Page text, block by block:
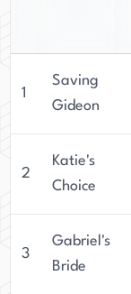
1
Saving
Gideon
2
Katie's
Choice
3
Gabriel's
Bride